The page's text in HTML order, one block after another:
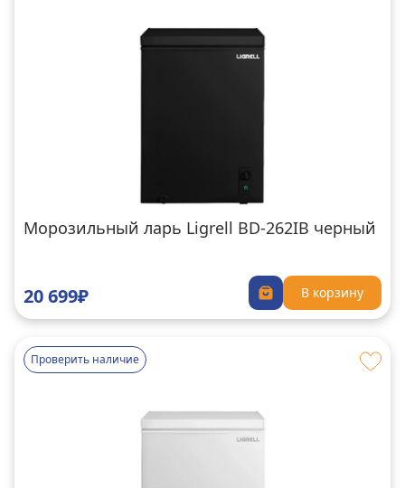
Морозильный ларь Ligrell BD-262IB черный
20 699₽ В корзину
Проверить наличие